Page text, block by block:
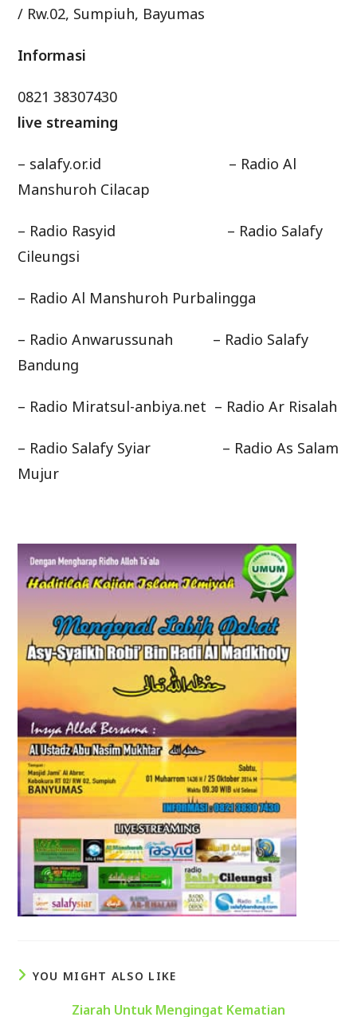
/ Rw.02, Sumpiuh, Bayumas
Informasi
0821 38307430
live streaming
– salafy.or.id – Radio Al
Manshuroh Cilacap
– Radio Rasyid – Radio Salafy
Cileungsi
– Radio Al Manshuroh Purbalingga
– Radio Anwarussunah – Radio Salafy
Bandung
– Radio Miratsul-anbiya.net – Radio Ar Risalah
– Radio Salafy Syiar – Radio As Salam
Mujur
YOU MIGHT ALSO LIKE
Ziarah Untuk Mengingat Kematian